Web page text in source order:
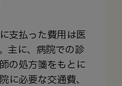
支払った費用は医
主に、病院での診
の処方箋をもとに
に必要な交通費、